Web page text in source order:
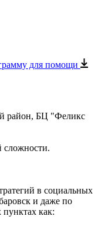
для помощи
район, БЦ "Феликс
в социальных
и даже по
как: